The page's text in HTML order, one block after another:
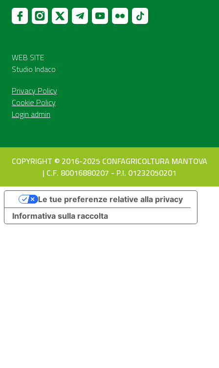
WEB SITE
Studio Indaco
Privacy Policy
Cookie Policy
Login admin
COPYRIGHT © 2016-2025 CONFAGRICOLTURA MANTOVA
| C.F. 80016880207 - P.I. 01232050201
Informativa sulla raccolta
Le tue preferenze relative alla privacy